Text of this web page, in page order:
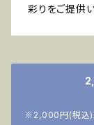
彩りをご提供い
※2,000円(税込)